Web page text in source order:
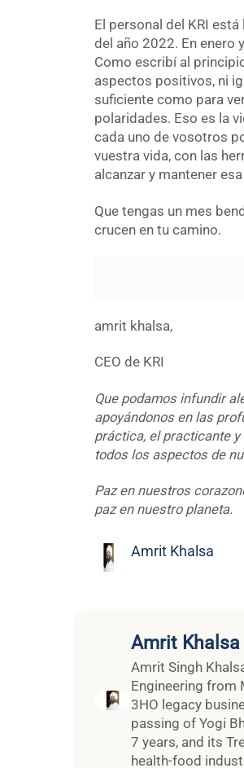
El personal del KRI
del año 2022. En enero
Como escribí al
aspectos positivos, ni
suficiente como para
polaridades. Eso es la
cada uno de vosotros
vuestra vida, con las
alcanzar y mantener
Que tengas un mes
crucen en tu camino.
amrit khalsa,
CEO de KRI
Que podamos infundir
apoyándonos en las
práctica, el practicante
todos los aspectos de
Paz en nuestros
paz en nuestro planeta.
Amrit Khalsa
Amrit Khalsa
Amrit Singh
Engineering from
3HO legacy
passing of Yogi
7 years, and its
health-food